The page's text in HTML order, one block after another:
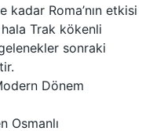
kadar Roma’nın etkisi
Trak kökenli
sonraki
Dönem
Osmanlı